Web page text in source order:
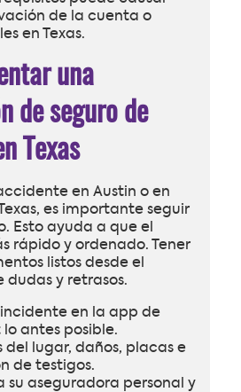
de la cuenta o
en Texas.
una
de seguro de
Texas
en Austin o en
es importante seguir
Esto ayuda a que el
rápido y ordenado. Tener
listos desde el
dudas y retrasos.
incidente en la app de
lo antes posible.
del lugar, daños, placas e
de testigos.
su aseguradora personal y